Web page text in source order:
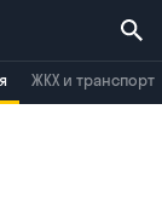
ЖКХ и транспорт